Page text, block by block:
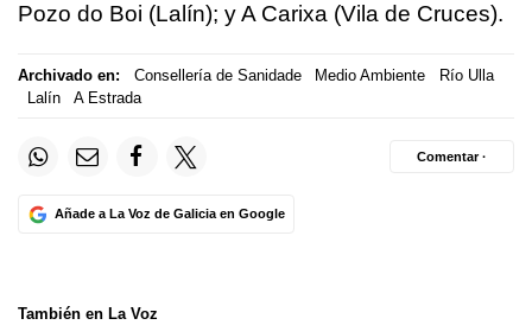
Pozo do Boi (Lalín); y A Carixa (Vila de Cruces).
Archivado en: Consellería de Sanidade Medio Ambiente
Río Ulla
Lalín
A Estrada
Añade a La Voz de Galicia en Google
Comentar ·
También en La Voz